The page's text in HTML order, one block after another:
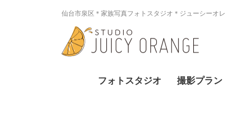
仙台市泉区＊家族写真フォトスタジオ＊ジューシーオ
フォトスタジオ 撮影プラン